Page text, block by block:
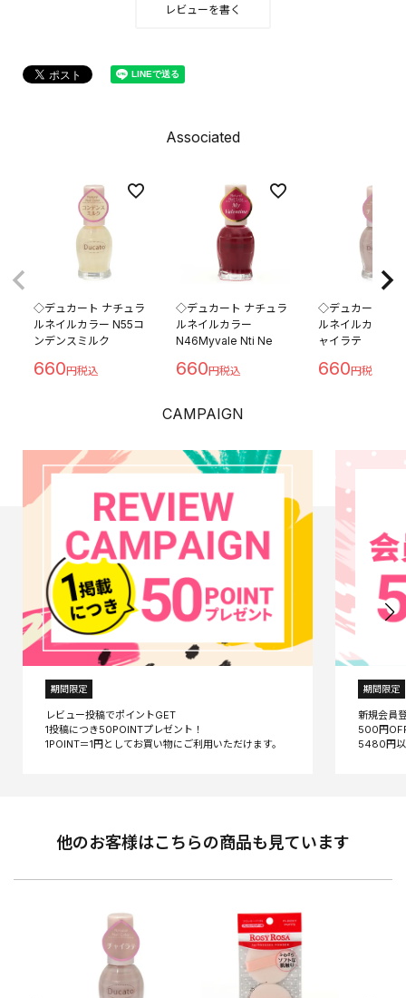
レビューを書く
Associated
◇デュカート ナチュラ
ルネイルカラー N55コ
ンデンスミルク
660
◇デュカート ナチュラ
ルネイルカラー
N46Myvale Nti Ne
660
◇デュカート ナ
ルネイルカラー
ャイラテ
660
CAMPAIGN
期間限定
レビュー投稿でポイントGET
1投稿につき50POINTプレゼント！
期間限定
新規会員
500円
他のお客様はこちらの商品も見ています